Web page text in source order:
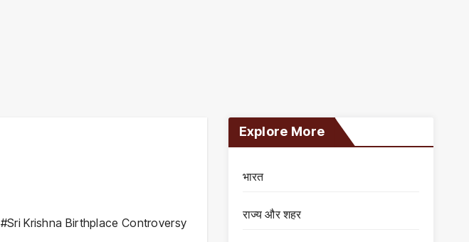
#Sri Krishna Birthplace Controversy
Explore More
भारत
राज्य और शहर